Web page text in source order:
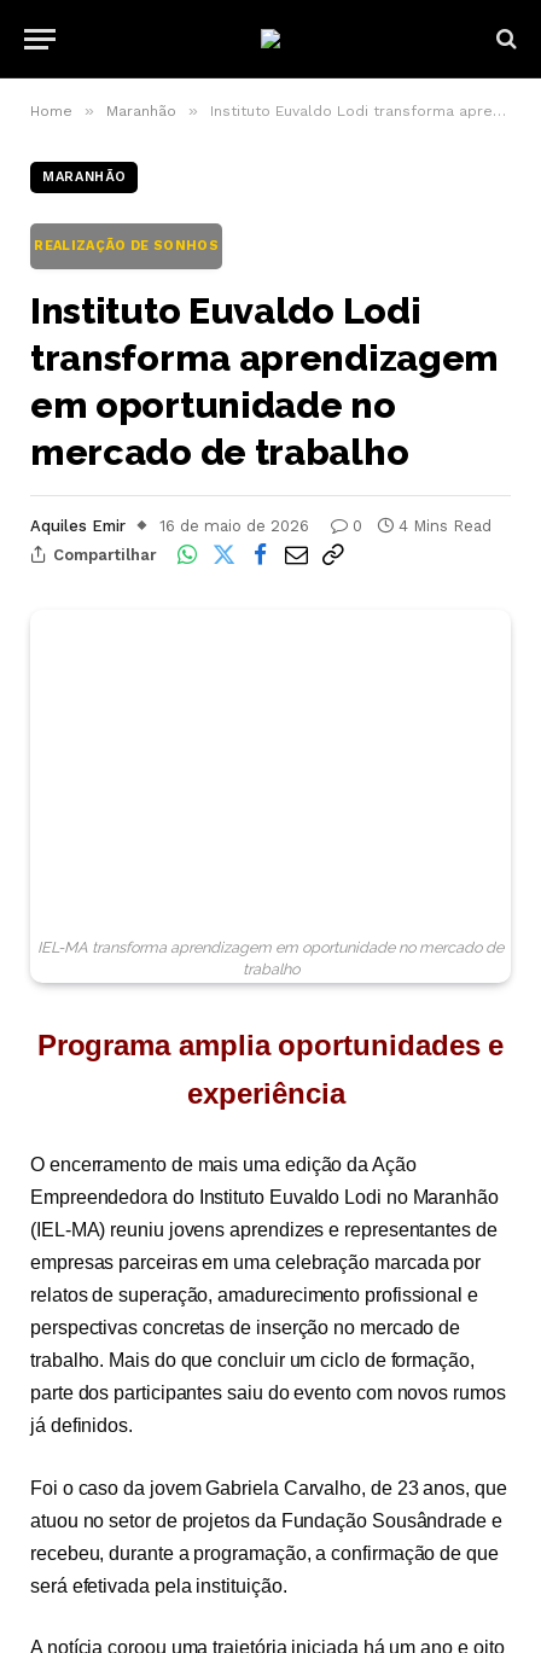
Home » Maranhão » Instituto Euvaldo Lodi transforma aprendizagem em oportunidade no mercado de trabalho
MARANHÃO
REALIZAÇÃO DE SONHOS
Instituto Euvaldo Lodi
transforma aprendizagem
em oportunidade no
mercado de trabalho
Aquiles Emir 16 de maio de 2026 0
4 Mins Read
Compartilhar
IEL-MA transforma aprendizagem em oportunidade no mercado de
trabalho
Programa amplia oportunidades e
experiência
O encerramento de mais uma edição da Ação
Empreendedora do Instituto Euvaldo Lodi no Maranhão
(IEL-MA) reuniu jovens aprendizes e representantes de
empresas parceiras em uma celebração marcada por
relatos de superação, amadurecimento profissional e
perspectivas concretas de inserção no mercado de
trabalho. Mais do que concluir um ciclo de formação,
parte dos participantes saiu do evento com novos rumos
já definidos.
Foi o caso da jovem Gabriela Carvalho, de 23 anos, que
atuou no setor de projetos da Fundação Sousândrade e
recebeu, durante a programação, a confirmação de que
será efetivada pela instituição.
A notícia coroou uma trajetória iniciada há um ano e oito